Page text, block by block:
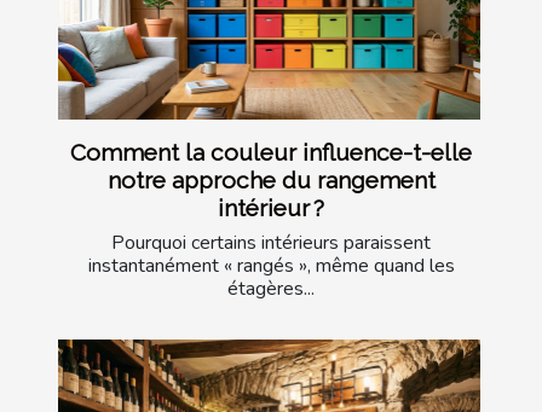
Comment la couleur influence-t-elle
notre approche du rangement
intérieur ?
Pourquoi certains intérieurs paraissent
instantanément « rangés », même quand les
étagères...